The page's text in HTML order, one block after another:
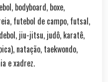
bodyboard, boxe,
futebol de campo, futsal,
jiu-jitsu, judô, karatê,
natação, taekwondo,
e xadrez.